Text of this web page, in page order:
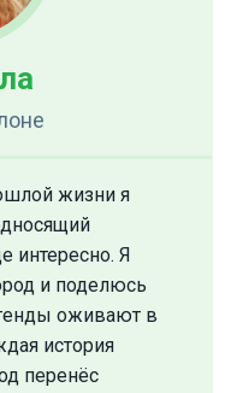
жизни я
Я
и поделюсь
оживают в
история
перенёс